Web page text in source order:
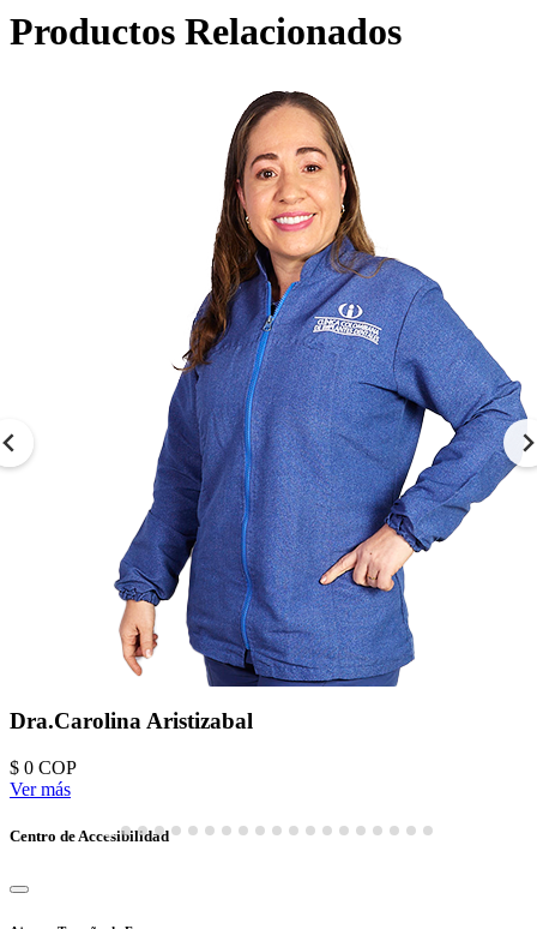
Productos Relacionados
Dra.Carolina Aristizabal
$ 0 COP
Ver más
Centro de Accesibilidad